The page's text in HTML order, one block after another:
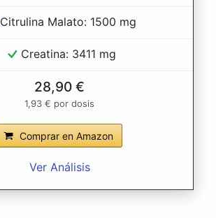
Citrulina Malato: 1500 mg
Creatina: 3411 mg
28,90 €
1,93 € por dosis
Comprar en Amazon
Ver Análisis